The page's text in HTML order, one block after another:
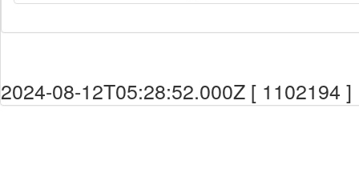
2024-08-12T05:28:52.000Z [ 1102194 ]